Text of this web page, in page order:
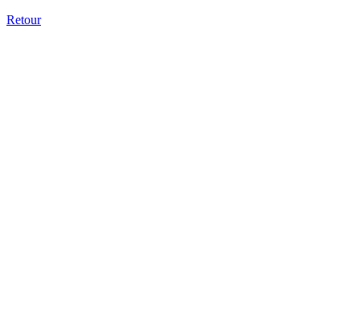
Retour